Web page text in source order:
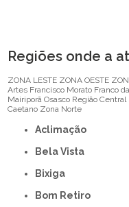
Regiões onde a
ZONA LESTE ZONA OESTE
Artes Francisco Morato Franco
Mairiporã Osasco Região Central
Caetano Zona Norte
Aclimação
Bela Vista
Bixiga
Bom Retiro